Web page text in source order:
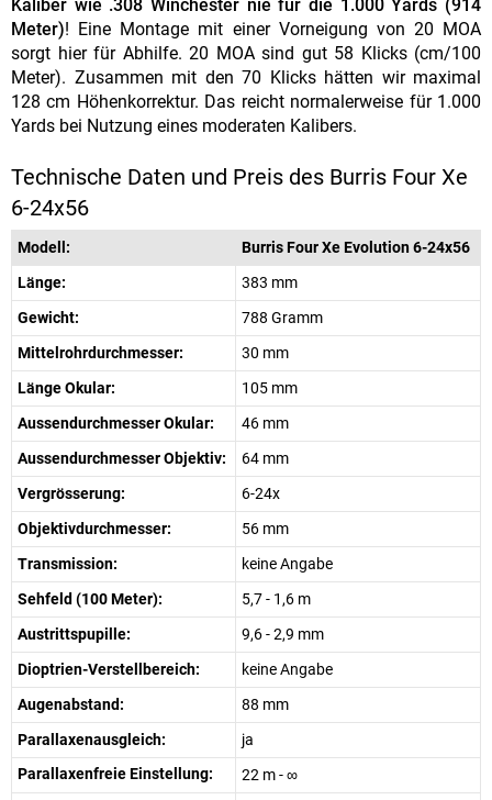
Kaliber wie .308 Winchester nie für die 1.000 Yards (914
Meter)! Eine Montage mit einer Vorneigung von 20 MOA
sorgt hier für Abhilfe. 20 MOA sind gut 58 Klicks (cm/100
Meter). Zusammen mit den 70 Klicks hätten wir maximal
128 cm Höhenkorrektur. Das reicht normalerweise für 1.000
Yards bei Nutzung eines moderaten Kalibers.
Technische Daten und Preis des Burris Four Xe
6-24x56
Modell:
Burris Four Xe Evolution 6-24x56
Länge:
383 mm
Gewicht:
788 Gramm
Mittelrohrdurchmesser:
30 mm
Länge Okular:
105 mm
Aussendurchmesser Okular:
46 mm
Aussendurchmesser Objektiv:
64 mm
Vergrösserung:
6-24x
Objektivdurchmesser:
56 mm
Transmission:
keine Angabe
Sehfeld (100 Meter):
5,7 - 1,6 m
Austrittspupille:
9,6 - 2,9 mm
Dioptrien-Verstellbereich:
keine Angabe
Augenabstand:
88 mm
Parallaxenausgleich:
ja
Parallaxenfreie Einstellung:
22 m - ∞